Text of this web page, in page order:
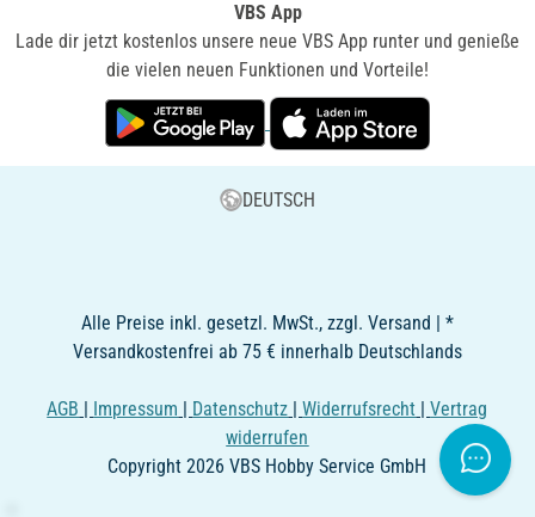
VBS App
Lade dir jetzt kostenlos unsere neue VBS App runter und genieße
die vielen neuen Funktionen und Vorteile!
DEUTSCH
Alle Preise inkl. gesetzl. MwSt., zzgl. Versand | *
Versandkostenfrei ab 75 € innerhalb Deutschlands
AGB | Impressum | Datenschutz |Widerrufsrecht |Vertrag
widerrufen
Copyright 2026 VBS Hobby Service GmbH